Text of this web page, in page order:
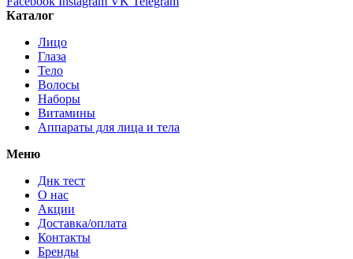
Каталог
Лицо
Глаза
Тело
Волосы
Наборы
Витамины
Аппараты для лица и тела
Меню
Днк тест
О нас
Акции
Доставка/оплата
Контакты
Бренды